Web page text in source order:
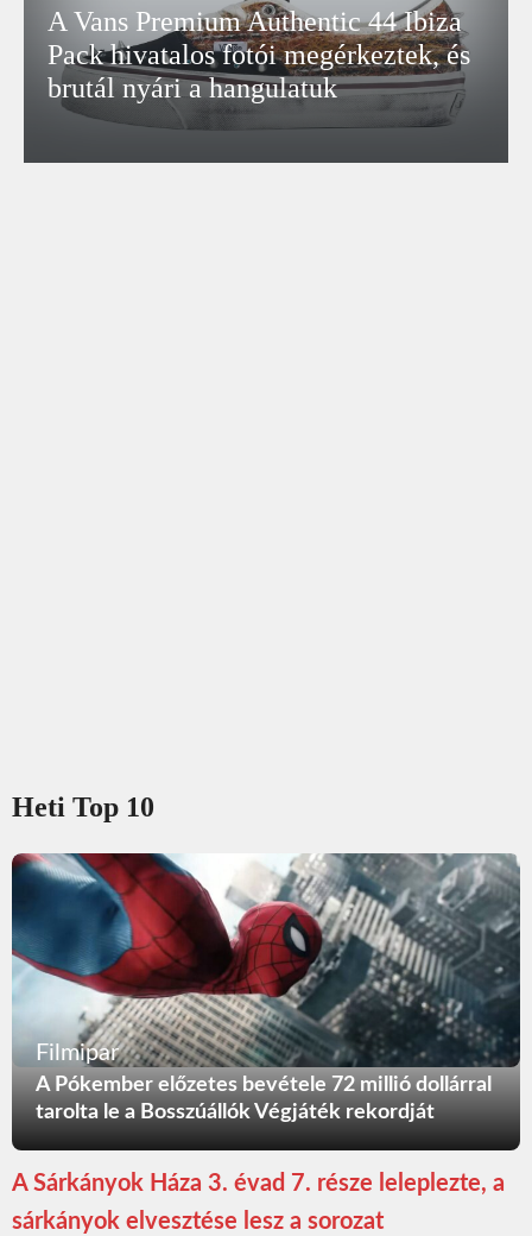
A Vans Premium Authentic 44 Ibiza
Pack hivatalos fotói megérkeztek, és
brutál nyári a hangulatuk
Heti Top 10
Filmipar
A Pókember előzetes bevétele 72 millió dollárral
tarolta le a Bosszúállók Végjáték rekordját
A Sárkányok Háza 3. évad 7. része leleplezte, a
sárkányok elvesztése lesz a sorozat